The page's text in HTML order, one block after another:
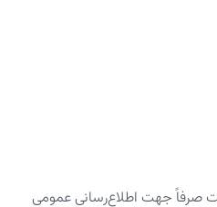
صرفاً جهت اطلاع‌رسانی عمومی